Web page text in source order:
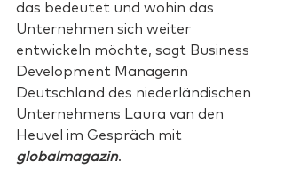
das bedeutet und wohin das
Unternehmen sich weiter
entwickeln möchte, sagt Business
Development Managerin
Deutschland des niederländischen
Unternehmens Laura van den
Heuvel im Gespräch mit
globalmagazin.